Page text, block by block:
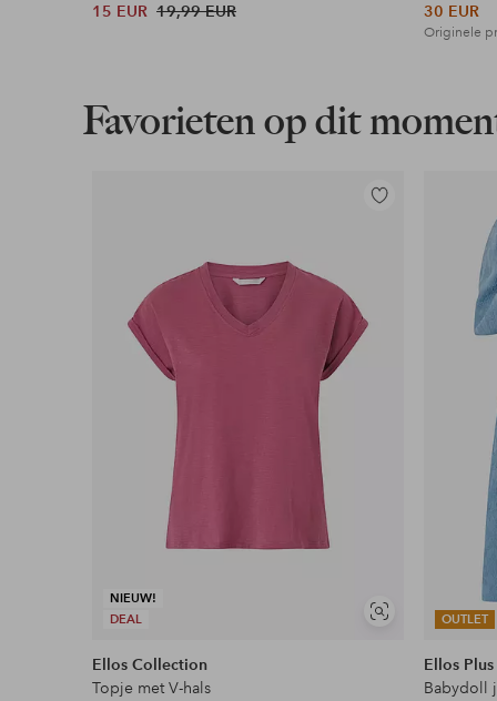
Meer lezen
15 EUR 19,99 EUR
30 EUR
Originele
Favorieten op dit
NIEUW!
DEAL
Soortgelijke
Toevoegen
Ellos Collection
Topje met V-hals
OUTLET
Ellos
Babydoll